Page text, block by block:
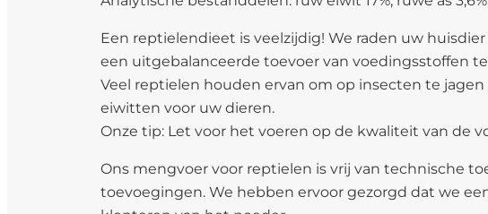
Een reptielendieet is veelzijdig! We raden uw
een uitgebalanceerde toevoer van voedingsstoffen
Veel reptielen houden ervan om op insecten te
eiwitten voor uw dieren.
Onze tip: Let voor het voeren op de kwaliteit van de
Ons mengvoer voor reptielen is vrij van technische
toevoegingen. We hebben ervoor gezorgd dat we